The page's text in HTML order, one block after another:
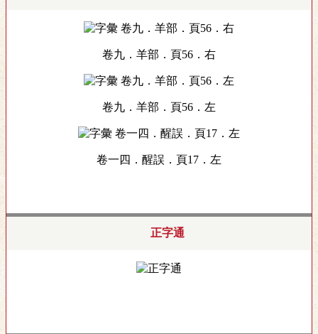
卷九．羊部．頁56．右
卷九．羊部．頁56．左
卷一四．醒誤．頁17．左
正字通